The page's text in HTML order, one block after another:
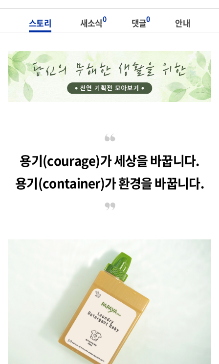
스토리 새소식0 댓글0 안내
용기(courage)가 세상을 바꿉니다.
용기(container)가 환경을 바꿉니다.